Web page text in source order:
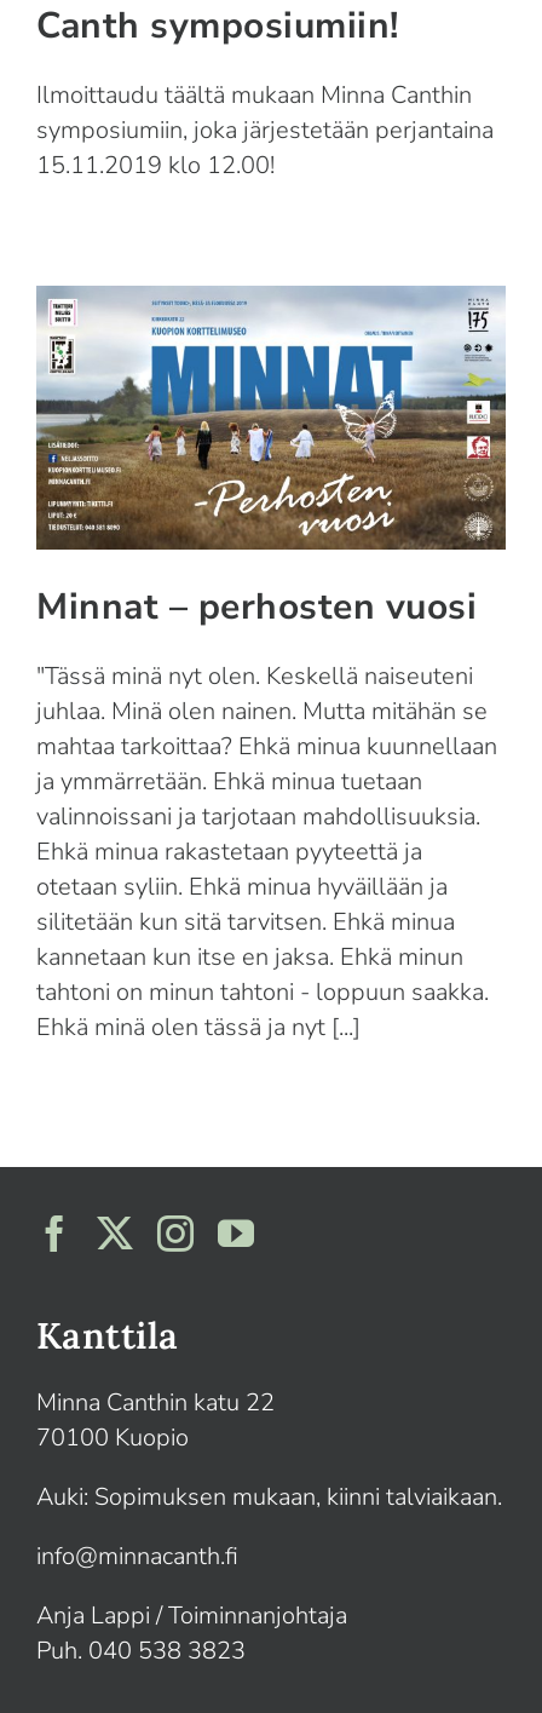
Suomi
English
Canth symposiumiin!
Ilmoittaudu täältä mukaan Minna Canthin
symposiumiin, joka järjestetään perjantaina
15.11.2019 klo 12.00!
Minnat – perhosten vuosi
Minnat – perhosten vuosi
"Tässä minä nyt olen. Keskellä naiseuteni
juhlaa. Minä olen nainen. Mutta mitähän se
mahtaa tarkoittaa? Ehkä minua kuunnellaan
ja ymmärretään. Ehkä minua tuetaan
valinnoissani ja tarjotaan mahdollisuuksia.
Ehkä minua rakastetaan pyyteettä ja
otetaan syliin. Ehkä minua hyväillään ja
silitetään kun sitä tarvitsen. Ehkä minua
kannetaan kun itse en jaksa. Ehkä minun
tahtoni on minun tahtoni - loppuun saakka.
Ehkä minä olen tässä ja nyt [...]
Kanttila
Minna Canthin katu 22
70100 Kuopio
Auki: Sopimuksen mukaan, kiinni talviaikaan.
info@minnacanth.fi
Anja Lappi / Toiminnanjohtaja
Puh. 040 538 3823